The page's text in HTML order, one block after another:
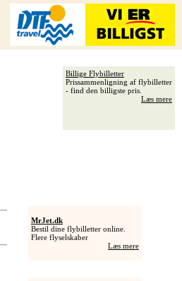
Billige Flybilletter
Prissammenligning af flybilletter
- find den billigste pris.
Læs mere
MrJet.dk
Bestil dine flybilletter online.
Flere flyselskaber
Læs mere